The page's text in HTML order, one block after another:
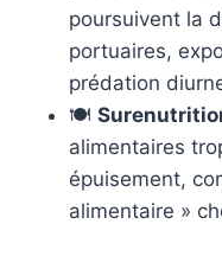
poursuivent la
portuaires,
prédation
🍽️
alimentaires
épuisement,
alimentaire »